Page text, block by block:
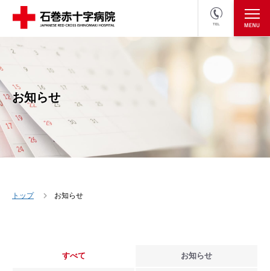
TEL
医療関係者の方
お知らせ
トップ お知らせ
すべて お知らせ